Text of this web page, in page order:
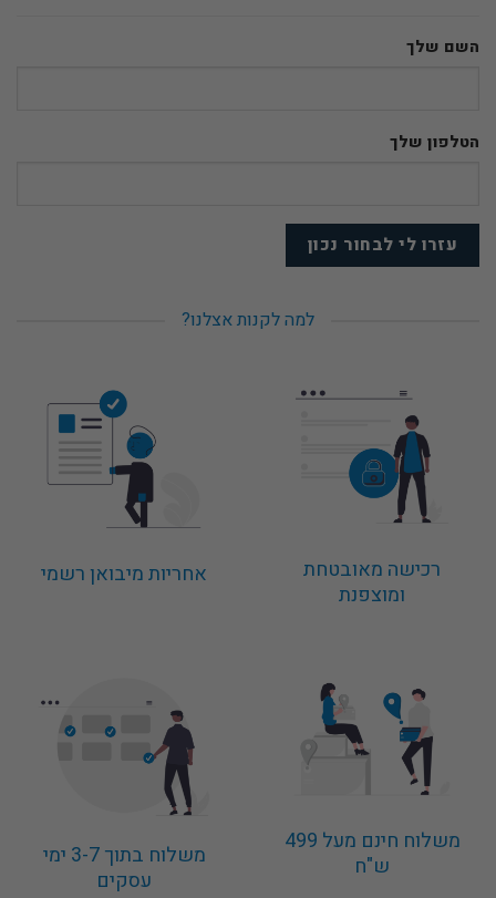
השם שלך
הטלפון שלך
למה לקנות אצלנו?
רכישה מאובטחת
ומוצפנת
אחריות מיבואן רשמי
משלוח חינם מעל 499
ש"ח
משלוח בתוך 3-7 ימי
עסקים